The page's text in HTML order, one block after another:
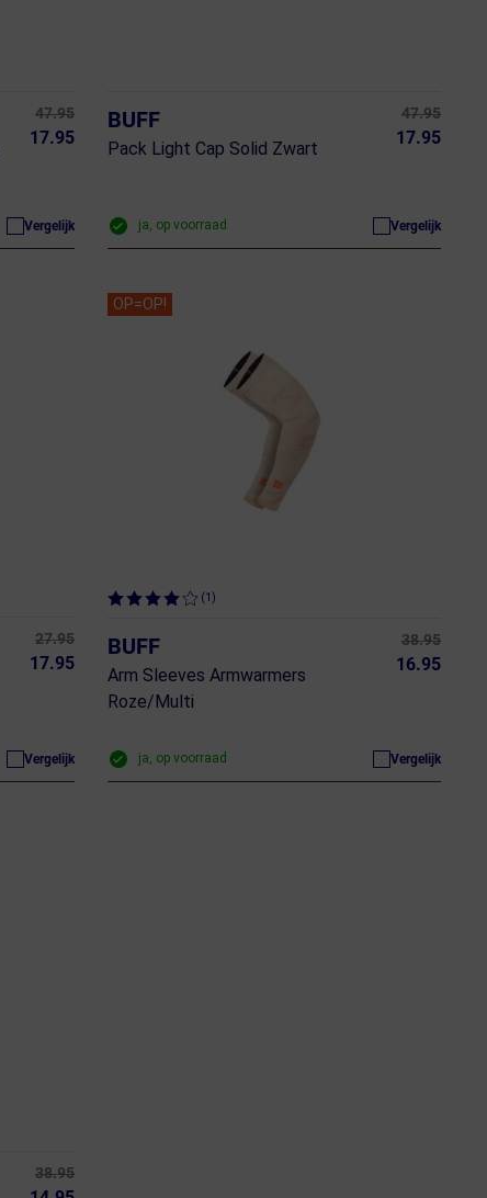
47.95
17.95
Vergelijk
BUFF
Pack Light Cap Solid Zwart
47.95
17.95
ja, op voorraad Vergelijk
27.95
17.95
Vergelijk
OP=OP!
(1)
BUFF
Arm Sleeves Armwarmers
Roze/Multi
38.95
16.95
ja, op voorraad Vergelijk
38.95